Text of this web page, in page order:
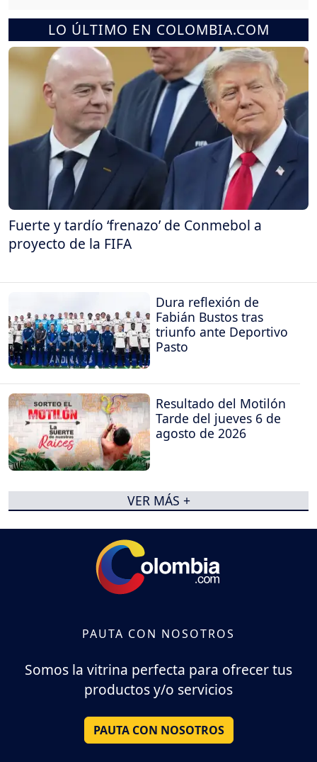
LO ÚLTIMO EN COLOMBIA.COM
Fuerte y tardío ‘frenazo’ de Conmebol a
proyecto de la FIFA
Dura reflexión de
Fabián Bustos tras
triunfo ante Deportivo
Pasto
Resultado del Motilón
Tarde del jueves 6 de
agosto de 2026
VER MÁS +
PAUTA CON NOSOTROS
Somos la vitrina perfecta para ofrecer tus
productos y/o servicios
PAUTA CON NOSOTROS